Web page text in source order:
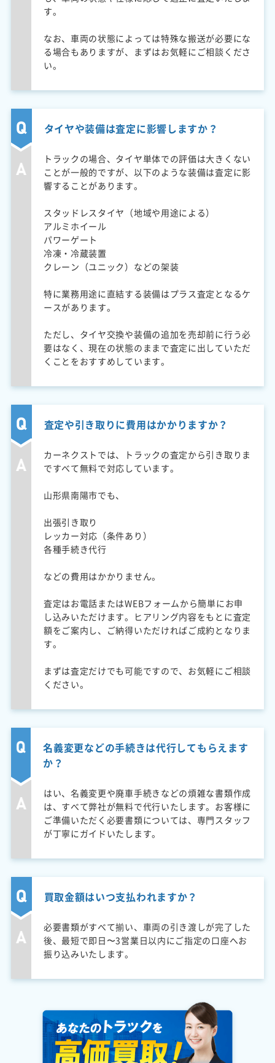
す。
なお、車両の状態によっては特殊な搬送が必要にな
る場合もありますが、まずはお気軽にご相談くださ
い。
タイヤや装備は査定に影響しますか？
トラックの場合、タイヤ単体での評価は大きくない
ことが一般的ですが、以下のような装備は査定に影
響することがあります。
スタッドレスタイヤ（地域や用途による）
アルミホイール
パワーゲート
冷凍・冷蔵装置
クレーン（ユニック）などの架装
特に業務用途に直結する装備はプラス査定となるケ
ースがあります。
ただし、タイヤ交換や装備の追加を売却前に行う必
要はなく、現在の状態のままで査定に出していただ
くことをおすすめしています。
査定や引き取りに費用はかかりますか？
カーネクストでは、トラックの査定から引き取りま
ですべて無料で対応しています。
山形県南陽市でも、
出張引き取り
レッカー対応（条件あり）
各種手続き代行
などの費用はかかりません。
査定はお電話またはWEBフォームから簡単にお申
し込みいただけます。ヒアリング内容をもとに査定
額をご案内し、ご納得いただければご成約となりま
す。
まずは査定だけでも可能ですので、お気軽にご相談
ください。
名義変更などの手続きは代行してもらえます
か？
はい、名義変更や廃車手続きなどの煩雑な書類作成
は、すべて弊社が無料で代行いたします。お客様に
ご準備いただく必要書類については、専門スタッフ
が丁寧にガイドいたします。
買取金額はいつ支払われますか？
必要書類がすべて揃い、車両の引き渡しが完了した
後、最短で即日〜3営業日以内にご指定の口座へお
振り込みいたします。